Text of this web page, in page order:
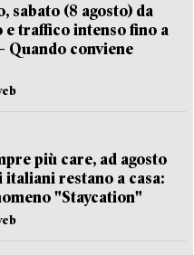
sabato (8 agosto) da
traffico intenso fino a
Quando conviene
più care, ad agosto
restano a casa:
"Staycation"